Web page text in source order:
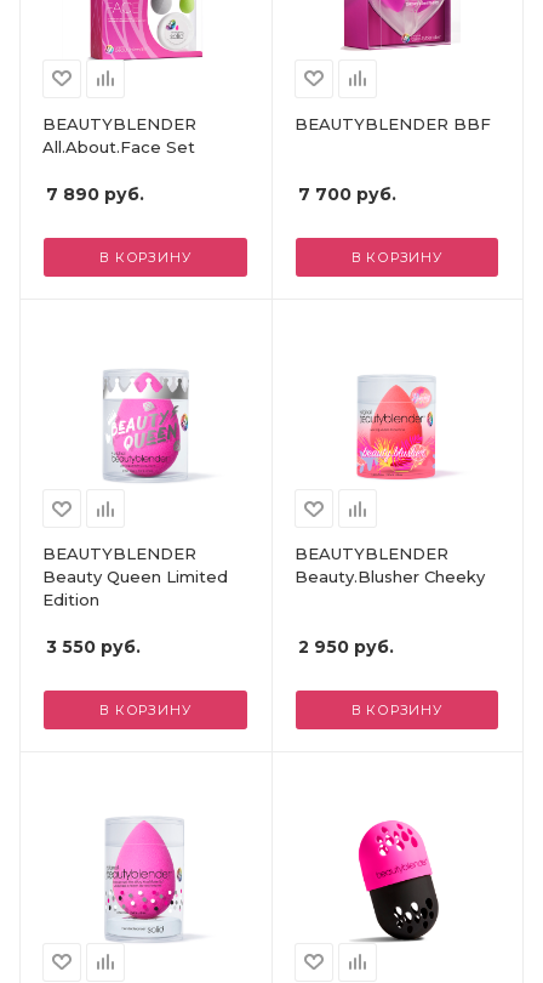
BEAUTYBLENDER
All.About.Face Set
7 890 руб.
В КОРЗИНУ
BEAUTYBLENDER BBF
7 700руб.
В КОРЗИНУ
BEAUTYBLENDER
Beauty Queen Limited
Edition
3 550 руб.
В КОРЗИНУ
BEAUTYBLENDER
Beauty.Blusher Cheeky
2 950руб.
В КОРЗИНУ